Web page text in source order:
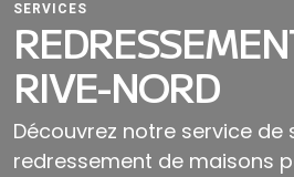
SERVICES
RIVE-NORD
Découvrez notre service
redressement de maisons